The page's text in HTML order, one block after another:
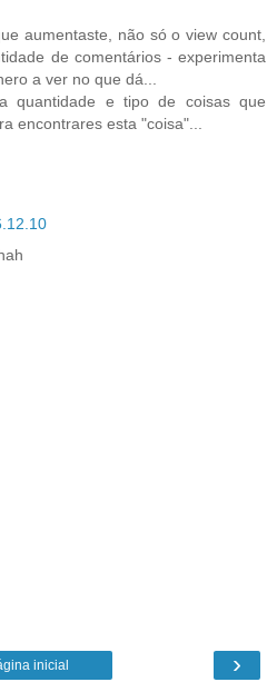
aumentaste, não só o view count,
de comentários - experimenta
a ver no que dá...
quantidade e tipo de coisas que
encontrares esta "coisa"...
›
inicial